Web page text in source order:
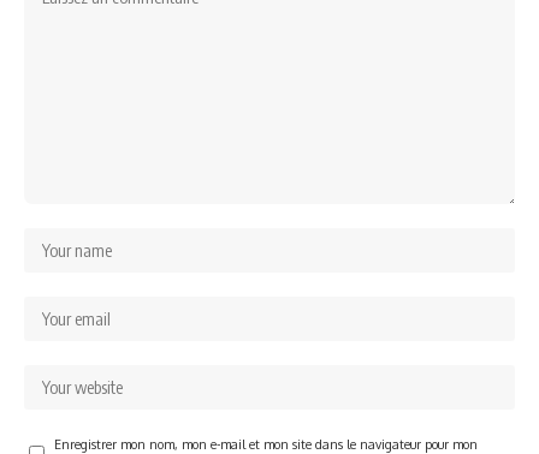
Enregistrer mon nom, mon e-mail et mon site dans le navigateur pour mon